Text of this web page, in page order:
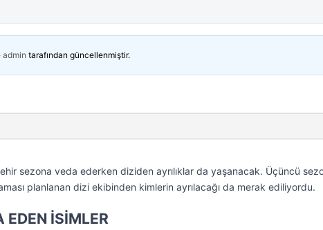
admin tarafından güncellenmiştir.
sezona veda ederken diziden ayrılıklar da yaşanacak. Üçüncü
planlanan dizi ekibinden kimlerin ayrılacağı da merak ediliyordu.
EDEN İSİMLER